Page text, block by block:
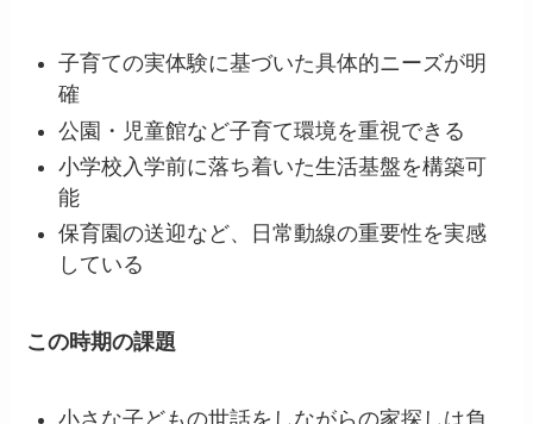
子育ての実体験に基づいた具体的ニーズが明
確
公園・児童館など子育て環境を重視できる
小学校入学前に落ち着いた生活基盤を構築可
能
保育園の送迎など、日常動線の重要性を実感
している
この時期の課題